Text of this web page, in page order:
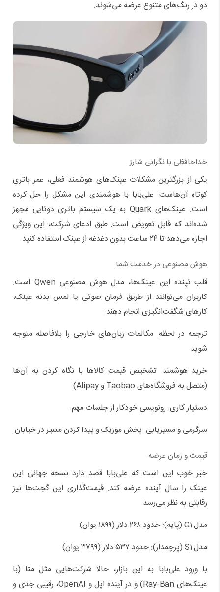
دو در رنگ‌های متنوع عرضه می‌شوند.
خداحافظی با نگرانی شارژ
یکی از بزرگترین مشکلات عینک‌های هوشمند فعلی، عمر باتری
کوتاه آن‌هاست. علی‌بابا با هوشمندی این مشکل را حل کرده
است. عینک‌های Quark به یک سیستم باتری دوتایی مجهز
شده‌اند که قابل تعویض است. طبق ادعای شرکت، این ویژگی
اجازه می‌دهد تا ۲۴ ساعت بدون دغدغه از عینک استفاده کنید.
هوش مصنوعی در خدمت شما
قلب تپنده این عینک‌ها، مدل هوش مصنوعی Qwen است.
کاربران می‌توانند از طریق فرمان صوتی یا لمس بدنه عینک،
کارهای شگفت‌انگیزی انجام دهند:
ترجمه در لحظه: مکالمات زبان‌های خارجی را بلافاصله متوجه
شوید.
خرید هوشمند: تشخیص قیمت کالاها با نگاه کردن به آن‌ها
(متصل به فروشگاه‌های Taobao و Alipay).
دستیار کاری: رونویسی خودکار از جلسات مهم.
سرگرمی و مسیریابی: پخش موزیک و پیدا کردن مسیر در خیابان.
قیمت و زمان عرضه
خبر خوب این است که علی‌بابا قصد دارد نسخه جهانی این
عینک را سال آینده عرضه کند. قیمت‌گذاری این گجت‌ها نیز
رقابتی به نظر می‌رسد:
مدل G1 (پایه): حدود ۲۶۸ دلار (۱۸۹۹ یوان)
مدل S1 (پرچمدار): حدود ۵۳۷ دلار (۳۷۹۹ یوان)
با ورود علی‌بابا به این بازار، حالا شرکت‌هایی مثل متا (با
عینک‌های Ray-Ban) و در آینده اپل و OpenAI، رقیبی جدی و